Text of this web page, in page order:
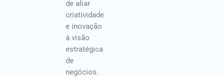
de aliar
criatividade
e inovação
à visão
estratégica
de
negócios.